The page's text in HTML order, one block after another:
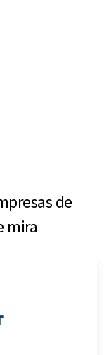
de
mira